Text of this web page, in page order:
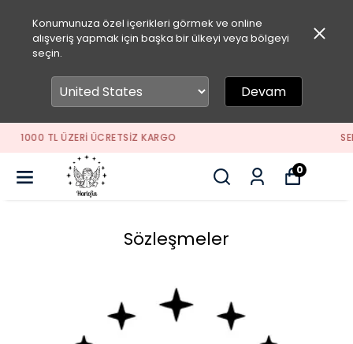
Konumunuza özel içerikleri görmek ve online
alışveriş yapmak için başka bir ülkeyi veya bölgeyi
seçin.
Devam
SEPETİNE ÖZEL İNDİRİM FIRSATLARINI KAÇIRMA
0
Sözleşmeler